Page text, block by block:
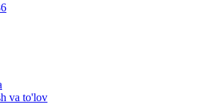
va to'lov